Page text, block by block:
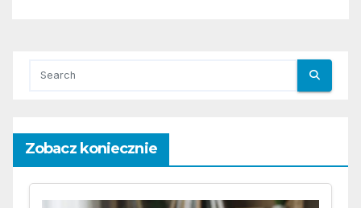
Zobacz koniecznie